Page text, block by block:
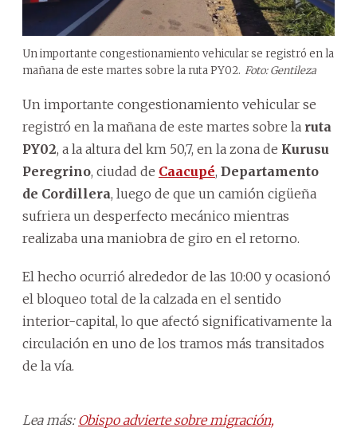
Un importante congestionamiento vehicular se registró en la
mañana de este martes sobre la ruta PY02. Foto: Gentileza
Un importante congestionamiento vehicular se
registró en la mañana de este martes sobre la ruta
PY02, a la altura del km 50,7, en la zona de Kurusu
Peregrino, ciudad de Caacupé, Departamento
de Cordillera, luego de que un camión cigüeña
sufriera un desperfecto mecánico mientras
realizaba una maniobra de giro en el retorno.
El hecho ocurrió alrededor de las 10:00 y ocasionó
el bloqueo total de la calzada en el sentido
interior-capital, lo que afectó significativamente la
circulación en uno de los tramos más transitados
de la vía.
Lea más: Obispo advierte sobre migración,